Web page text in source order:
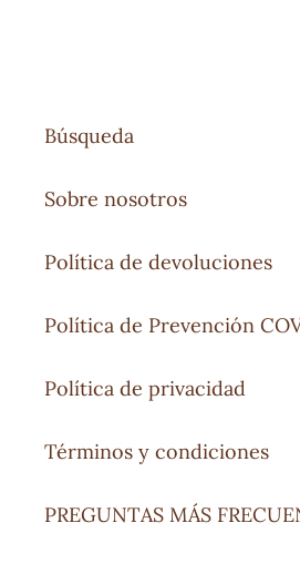
Búsqueda
Sobre nosotros
Política de devoluciones
Política de Prevención
Política de privacidad
Términos y condiciones
PREGUNTAS MÁS